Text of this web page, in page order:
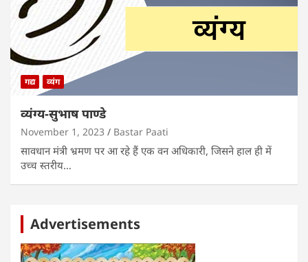
गद्य व्यंग
व्यंग्य-सुभाष पाण्डे
November 1, 2023 Bastar Paati
सावधान मंत्री भ्रमण पर आ रहे हैं एक वन अधिकारी, जिसने हाल ही में
उच्च स्तरीय…
Advertisements